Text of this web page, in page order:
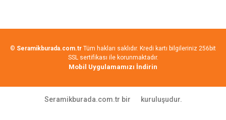
© Seramikburada.com.tr Tüm hakları saklıdır. Kredi kartı bilgileriniz 256bit
SSL sertifikası ile korunmaktadır.
Mobil Uygulamamızı İndirin
Seramikburada.com.tr bir kuruluşudur.